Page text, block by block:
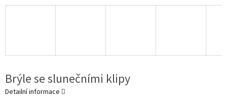
Brýle se slunečními klipy
Detailní informace